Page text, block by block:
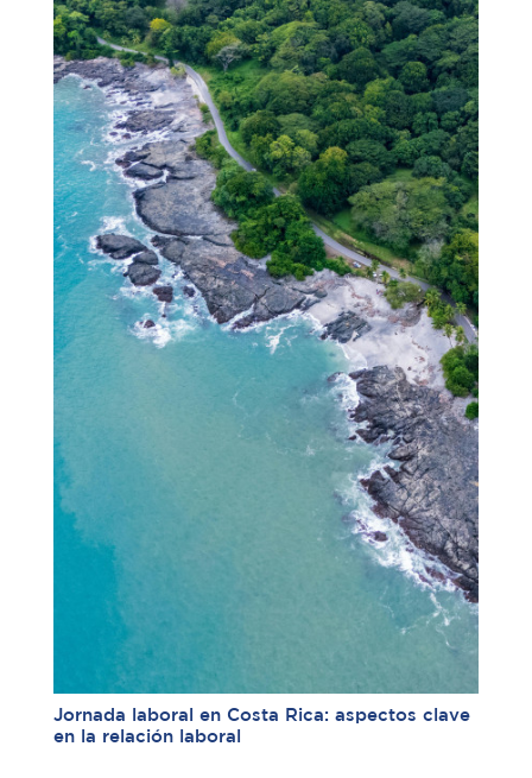
Jornada laboral en Costa Rica: aspectos clave
en la relación laboral